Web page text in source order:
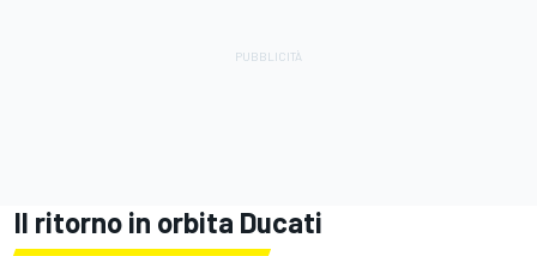
Il ritorno in orbita Ducati